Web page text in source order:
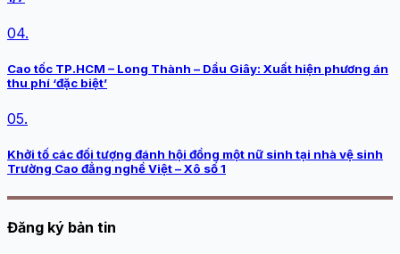
04.
Cao tốc TP.HCM – Long Thành – Dầu Giây: Xuất hiện phương án
thu phí ‘đặc biệt’
05.
Khởi tố các đối tượng đánh hội đồng một nữ sinh tại nhà vệ sinh
Trường Cao đẳng nghề Việt – Xô số 1
Đăng ký bản tin